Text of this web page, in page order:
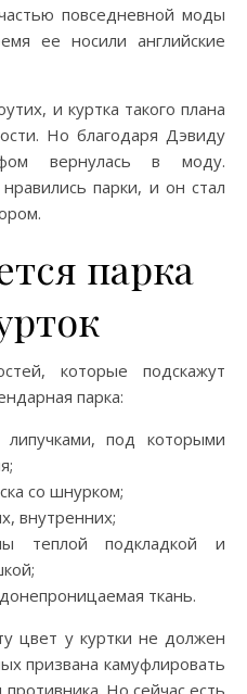
повседневной моды
ее носили английские
и куртка такого плана
Но благодаря Дэвиду
вернулась в моду.
парки, и он стал
парка
которые подскажут
парка:
под которыми
со шнурком;
внутренних;
теплой подкладкой и
ткань.
цвет у куртки не должен
призвана камуфлировать
Но сейчас есть